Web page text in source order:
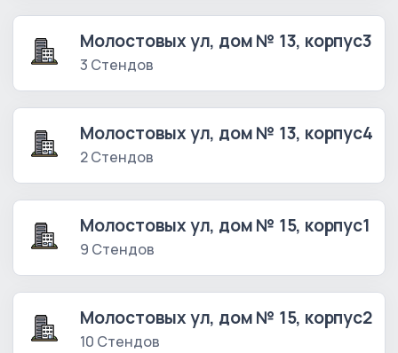
Молостовых ул, дом № 13, корпус3
3 Стендов
Молостовых ул, дом № 13, корпус4
2 Стендов
Молостовых ул, дом № 15, корпус1
9 Стендов
Молостовых ул, дом № 15, корпус2
10 Стендов